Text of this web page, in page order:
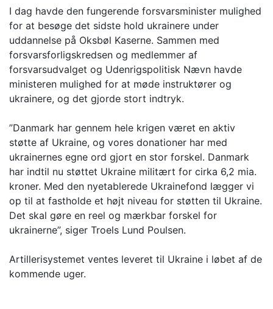
I dag havde den fungerende forsvarsminister mulighed
for at besøge det sidste hold ukrainere under
uddannelse på Oksbøl Kaserne. Sammen med
forsvarsforligskredsen og medlemmer af
forsvarsudvalget og Udenrigspolitisk Nævn havde
ministeren mulighed for at møde instruktører og
ukrainere, og det gjorde stort indtryk.
”Danmark har gennem hele krigen været en aktiv
støtte af Ukraine, og vores donationer har med
ukrainernes egne ord gjort en stor forskel. Danmark
har indtil nu støttet Ukraine militært for cirka 6,2 mia.
kroner. Med den nyetablerede Ukrainefond lægger vi
op til at fastholde et højt niveau for støtten til Ukraine.
Det skal gøre en reel og mærkbar forskel for
ukrainerne”, siger Troels Lund Poulsen.
Artillerisystemet ventes leveret til Ukraine i løbet af de
kommende uger.